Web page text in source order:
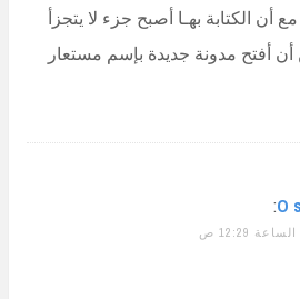
أن الكتابة بهـا أصبح جزء لا يتجزأ
أفتح مدونة جديدة بإسم مستعار
O
: